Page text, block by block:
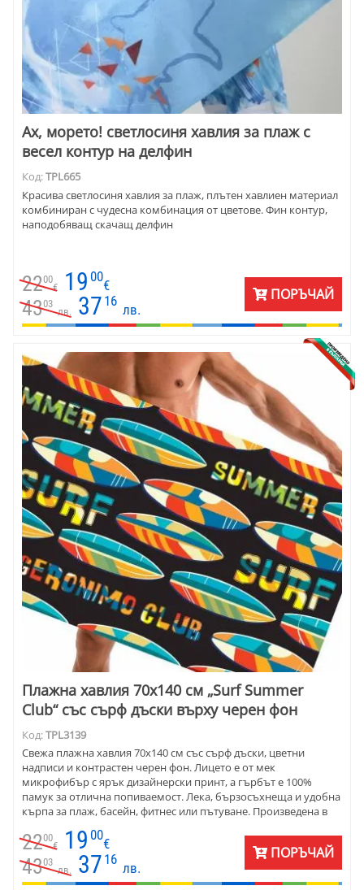
Ах, морето! светлосиня хавлия за плаж с
весел контур на делфин
Код:TPL665
Красива светлосиня хавлия за плаж, плътен хавлиен материал
комбиниран с чудесна комбинация от цветове. Фин контур,
наподобяващ скачащ делфин
2200
€ 19 00
€
4303
лв. 37 16
лв.
ПОРЪЧАЙ
Плажна хавлия 70х140 см „Surf Summer
Club“ със сърф дъски върху черен фон
Код:TPL3139
Свежа плажна хавлия 70х140 см със сърф дъски, цветни
надписи и контрастен черен фон. Лицето е от мек
микрофибър с ярък дизайнерски принт, а гърбът е 100%
памук за отлична попиваемост. Лека, бързосъхнеща и удобна
кърпа за плаж, басейн, фитнес или пътуване. Произведена в
2200
€ 19 00
€
4303
лв. 37 16
лв.
ПОРЪЧАЙ